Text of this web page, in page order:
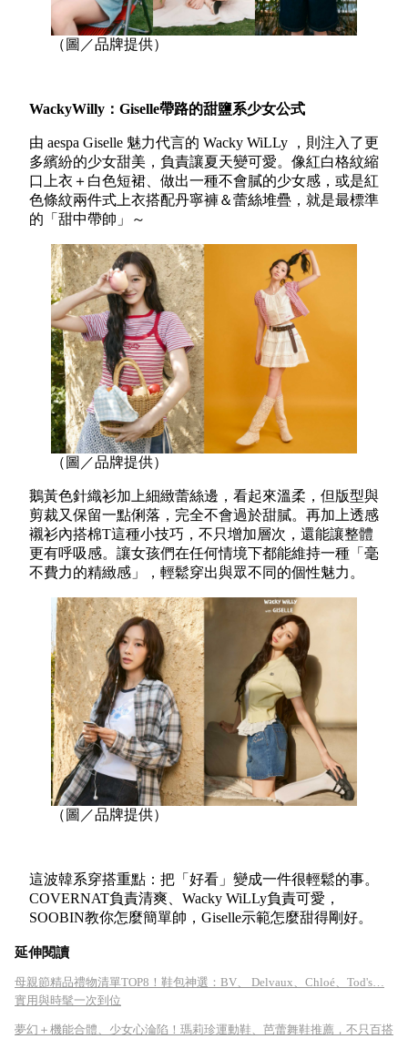
（圖／品牌提供）
WackyWilly ：Giselle帶路的甜鹽系少女公式
由 aespa Giselle 魅力代言的 Wacky WiLLy ，則注入了更
多繽紛的少女甜美，負責讓夏天變可愛。像紅白格紋縮
口上衣＋白色短裙、做出一種不會膩的少女感，或是紅
色條紋兩件式上衣搭配丹寧褲＆蕾絲堆疊，就是最標準
的「甜中帶帥」～
（圖／品牌提供）
鵝黃色針織衫加上細緻蕾絲邊，看起來溫柔，但版型與
剪裁又保留一點俐落，完全不會過於甜膩。再加上透感
襯衫內搭棉T這種小技巧，不只增加層次，還能讓整體
更有呼吸感。讓女孩們在任何情境下都能維持一種「毫
不費力的精緻感」，輕鬆穿出與眾不同的個性魅力。
（圖／品牌提供）
這波韓系穿搭重點：把「好看」變成一件很輕鬆的事。
COVERNAT負責清爽、Wacky WiLLy負責可愛，
SOOBIN教你怎麼簡單帥，Giselle示範怎麼甜得剛好。
延伸閱讀
母親節精品禮物清單TOP8！鞋包神選：BV、 Delvaux、Chloé、Tod's…
實用與時髦一次到位
夢幻＋機能合體、少女心淪陷！瑪莉珍運動鞋、芭蕾舞鞋推薦，不只百搭